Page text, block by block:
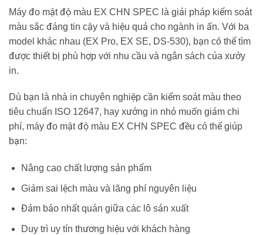
Máy đo mật độ màu EX CHN SPEC là giải pháp kiểm soát
màu sắc đáng tin cậy và hiệu quả cho ngành in ấn. Với ba
model khác nhau (EX Pro, EX SE, DS-530), bạn có thể tìm
được thiết bị phù hợp với nhu cầu và ngân sách của xưởy
in.
Dù bạn là nhà in chuyên nghiệp cần kiểm soát màu theo
tiêu chuẩn ISO 12647, hay xưởng in nhỏ muốn giảm chi
phí, máy đo mật độ màu EX CHN SPEC đều có thể giúp
bạn:
Nâng cao chất lượng sản phẩm
Giảm sai lệch màu và lãng phí nguyên liệu
Đảm bảo nhất quán giữa các lô sản xuất
Duy trì uy tín thương hiệu với khách hàng